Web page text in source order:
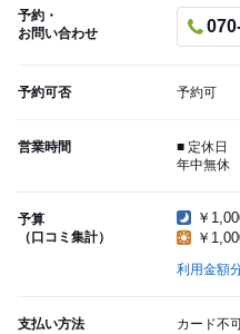
予約・
お問い合わせ
予約可否 予約可
営業時間
■ 定休日
年中無休
予算
（口コミ集計）
￥
￥
利用金額
支払い方法 カード不